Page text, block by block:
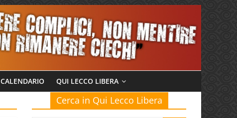
CALENDARIO QUI LECCO LIBERA
Cerca in Qui Lecco Libera